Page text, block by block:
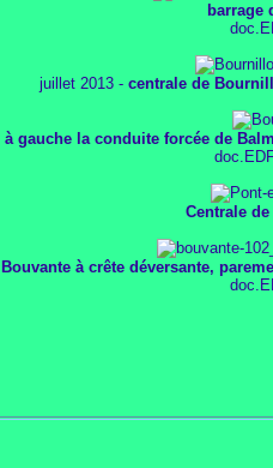
barrage
juillet 2013 - centrale de
gauche la conduite forcée de
Centrale
à crête déversante,